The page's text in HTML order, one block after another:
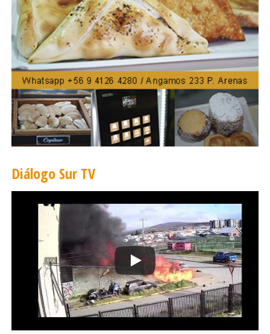
Según esa organización, la aplicación de la pena
capital está en retroceso en Estados Unidos,
con 25 ejecuciones en 2018 frente a 98 en
1999. Tres condenados a muerte fueron
ejecutados en todo el país este año.
Fuente: Emol.com
Diálogo Sur TV